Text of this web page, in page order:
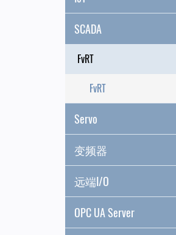
SCADA
FvRT
FvRT
Servo
变频器
远端I/O
OPC UA Server